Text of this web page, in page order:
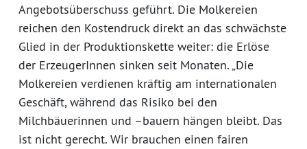
Angebotsüberschuss geführt. Die Molkereien
reichen den Kostendruck direkt an das schwächste
Glied in der Produktionskette weiter: die Erlöse
der ErzeugerInnen sinken seit Monaten. „Die
Molkereien verdienen kräftig am internationalen
Geschäft, während das Risiko bei den
Milchbäuerinnen und –bauern hängen bleibt. Das
ist nicht gerecht. Wir brauchen einen fairen